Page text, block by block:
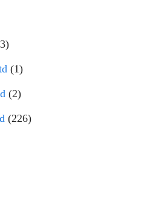
(1)
(2)
(226)